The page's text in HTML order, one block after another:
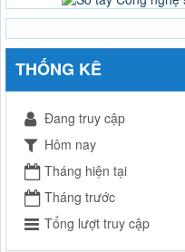
THỐNG KÊ
Đang truy cập
Hôm nay
Tháng hiện tại
Tháng trước
Tổng lượt truy cập